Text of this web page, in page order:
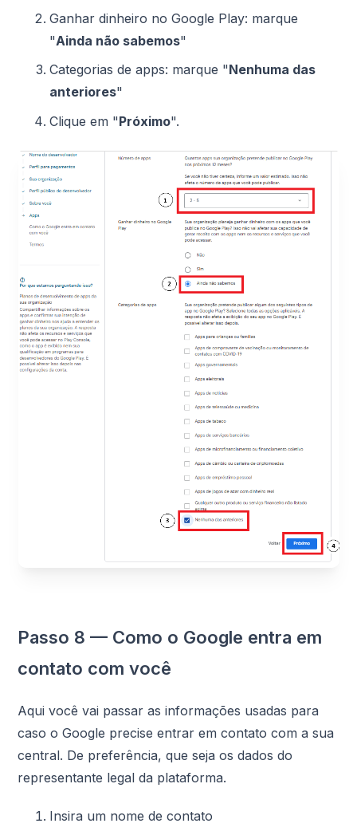
Ganhar dinheiro no Google Play: marque
"Ainda não sabemos"
Categorias de apps: marque "Nenhuma das
anteriores"
Clique em "Próximo".
Passo 8 — Como o Google entra em
contato com você
Aqui você vai passar as informações usadas para
caso o Google precise entrar em contato com a sua
central. De preferência, que seja os dados do
representante legal da plataforma.
Insira um nome de contato